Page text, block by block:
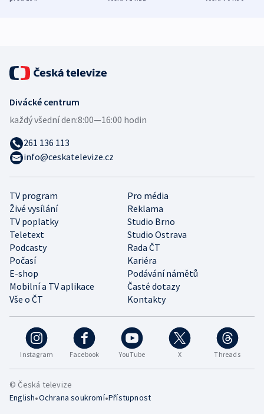
Instagram Facebook YouTube X Threads
TV program
Pro média
Živé vysílání
Reklama
TV poplatky
Studio Brno
Teletext
Studio Ostrava
Podcasty
Rada ČT
Počasí
Kariéra
E-shop
Podávání námětů
Mobilní a TV aplikace
Časté dotazy
Vše o ČT
Kontakty
Divácké centrum
každý všední den:8:00—16:00 hodin
261 136 113
info@ceskatelevize.cz
© Česká televize
English•Ochrana soukromí•Přístupnost